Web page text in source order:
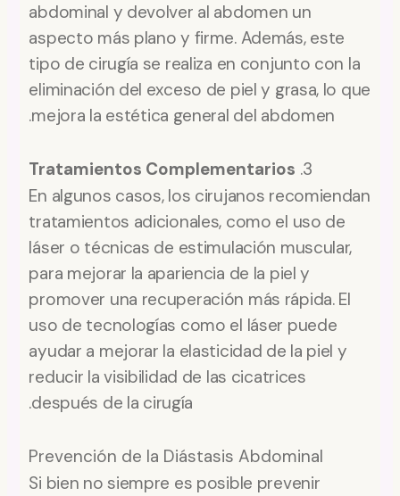
abdominal y devolver al abdomen un
aspecto más plano y firme. Además, este
tipo de cirugía se realiza en conjunto con la
eliminación del exceso de piel y grasa, lo que
mejora la estética general del abdomen.
3.
Tratamientos Complementarios
En algunos casos, los cirujanos recomiendan
tratamientos adicionales, como el uso de
láser o técnicas de estimulación muscular,
para mejorar la apariencia de la piel y
promover una recuperación más rápida. El
uso de tecnologías como el láser puede
ayudar a mejorar la elasticidad de la piel y
reducir la visibilidad de las cicatrices
después de la cirugía.
Prevención de la Diástasis Abdominal
Si bien no siempre es posible prevenir